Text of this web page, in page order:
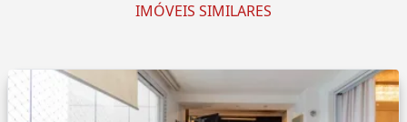
IMÓVEIS SIMILARES